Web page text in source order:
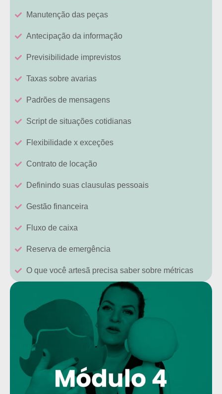
Manutenção das peças
Antecipação da informação
Previsibilidade imprevistos
Taxas sobre avarias
Padrões de mensagens
Script de situações cotidianas
Flexibilidade x exceções
Contrato de locação
Definindo suas clausulas pessoais
Gestão financeira
Fluxo de caixa
Reserva de emergência
O que você artesã precisa saber sobre métricas